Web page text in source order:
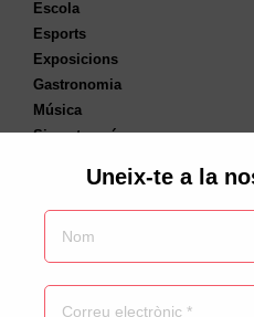
Uneix-te a la
Escola
Esports
Exposicions
Gastronomia
Música
Sin categoría
Teatre
Tertúlia
Etiquetes